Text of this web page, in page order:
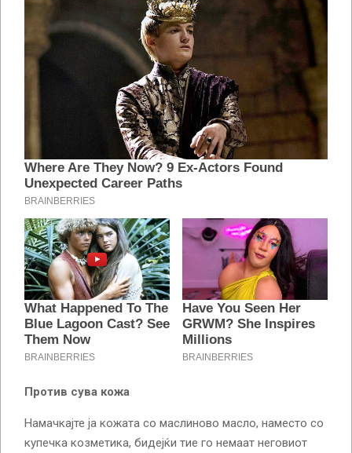
Против сува кожа
Намачкајте ја кожата со маслиново масло, наместо со
купечка козметика, бидејќи тие го немаат неговиот